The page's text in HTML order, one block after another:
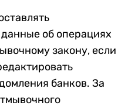
об операциях
закону, если
банков. За